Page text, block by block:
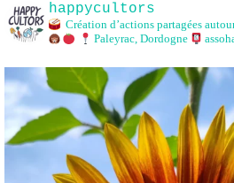
happycultors
Création d’actions partagées
Paleyrac, Dordogne